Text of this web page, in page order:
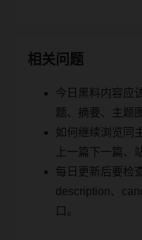
相关问题
今日黑料内容应
题、摘要、主题
如何继续浏览同
上一篇下一篇、
每日更新后要检
description、
口。